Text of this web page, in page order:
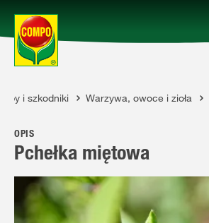
Produkty
Porady
Aktualne tematy
i szkodniki Warzywa, owoce i zioła
OPIS
Pchełka miętowa